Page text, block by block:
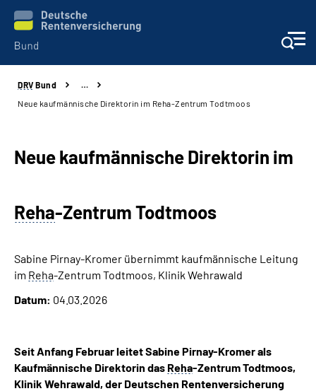
Beratung & Kontakt
Karriere
Leichte Sprache
DRV Bund
…
Neue kaufmännische Direktorin im Reha-Zentrum Todtmoos
Neue kaufmännische Direktorin im
Reha-Zentrum Todtmoos
Sabine Pirnay-Kromer übernimmt kaufmännische Leitung
im Reha-Zentrum Todtmoos, Klinik Wehrawald
Datum: 04.03.2026
Seit Anfang Februar leitet Sabine Pirnay-Kromer als
Kaufmännische Direktorin das Reha-Zentrum Todtmoos,
Klinik Wehrawald, der Deutschen Rentenversicherung